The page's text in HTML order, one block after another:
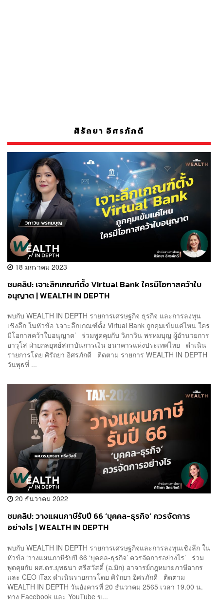
ศิรัถยา อิศรภักดี
18 มกราคม 2023
ชมคลิป: เจาะลึกเกณฑ์ตั้ง Virtual Bank ใครมีโอกาสคว้าใบ
อนุญาต | WEALTH IN DEPTH
พบกับ WEALTH IN DEPTH รายการเศรษฐกิจ ธุรกิจ และการลงทุน
เชิงลึก ในหัวข้อ ‘เจาะลึกเกณฑ์ตั้ง Virtual Bank ถูกคุมเข้มแค่ไหน ใคร
มีโอกาสคว้าใบอนุญาต’ ร่วมพูดคุยกับ วิภาวิน พรหมบุญ ผู้อำนวยการ
อาวุโส ฝ่ายกลยุทธ์สถาบันการเงิน ธนาคารแห่งประเทศไทย ดำเนิน
รายการโดย ศิรัถยา อิศรภักดี ติดตาม รายการ WEALTH IN DEPTH
วันพุธที่ ...
20 ธันวาคม 2022
ชมคลิป: วางแผนภาษีรับปี 66 ‘บุคคล-ธุรกิจ’ ควรจัดการ
อย่างไร | WEALTH IN DEPTH
พบกับ WEALTH IN DEPTH รายการเศรษฐกิจและการลงทุนเชิงลึก ใน
หัวข้อ ‘วางแผนภาษีรับปี 66 ‘บุคคล-ธุรกิจ’ ควรจัดการอย่างไร’ ร่วม
พูดคุยกับ ผศ.ดร.ยุทธนา ศรีสวัสดิ์ (อ.มิก) อาจารย์กฎหมายภาษีอากร
และ CEO iTax ดำเนินรายการโดย ศิรัถยา อิศรภักดี ติดตาม
WEALTH IN DEPTH วันอังคารที่ 20 ธันวาคม 2565 เวลา 19.00 น.
ทาง Facebook และ YouTube ข...